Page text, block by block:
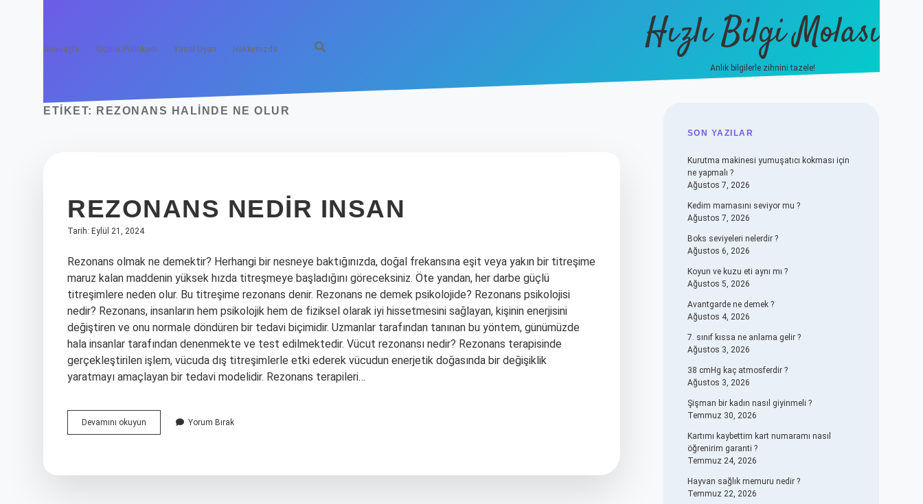
Anasayfa Gizlilik Politikası Yasal Uyarı Hakkımızda Hızlı Bilgi Molası
Anlık bilgilerle zihnini tazele!
ETIKET: REZONANS HALINDE NE OLUR
REZONANS NEDIR INSAN
Tarih: Eylül 21, 2024
Rezonans olmak ne demektir? Herhangi bir nesneye baktığınızda, doğal frekansına eşit veya yakın bir titreşime
maruz kalan maddenin yüksek hızda titreşmeye başladığını göreceksiniz. Öte yandan, her darbe güçlü
titreşimlere neden olur. Bu titreşime rezonans denir. Rezonans ne demek psikolojide? Rezonans psikolojisi
nedir? Rezonans, insanların hem psikolojik hem de fiziksel olarak iyi hissetmesini sağlayan, kişinin enerjisini
değiştiren ve onu normale döndüren bir tedavi biçimidir. Uzmanlar tarafından tanınan bu yöntem, günümüzde
hala insanlar tarafından denenmekte ve test edilmektedir. Vücut rezonansı nedir? Rezonans terapisinde
gerçekleştirilen işlem, vücuda dış titreşimlerle etki ederek vücudun enerjetik doğasında bir değişiklik
yaratmayı amaçlayan bir tedavi modelidir. Rezonans terapileri…
Devamını okuyun Rezonans
Nedir
Yorum Bırak
SIDEBAR
SON YAZILAR
Kurutma makinesi yumuşatıcı kokması için
ne yapmalı ?
Ağustos 7, 2026
Kedim mamasını seviyor mu ?
Ağustos 7, 2026
Boks seviyeleri nelerdir ?
Ağustos 6, 2026
Koyun ve kuzu eti aynı mı ?
Ağustos 5, 2026
Avantgarde ne demek ?
Ağustos 4, 2026
7. sınıf kıssa ne anlama gelir ?
Ağustos 3, 2026
38 cmHg kaç atmosferdir ?
Ağustos 3, 2026
Şişman bir kadın nasıl giyinmeli ?
Temmuz 30, 2026
Kartımı kaybettim kart numaramı nasıl
öğrenirim garanti ?
Temmuz 24, 2026
Hayvan sağlık memuru nedir ?
Temmuz 22, 2026